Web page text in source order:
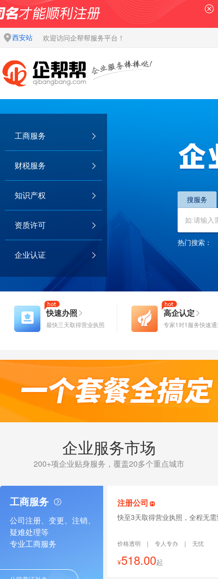
西安站 欢迎访问企帮帮服务平台！
工商服务
财税服务
知识产权
资质许可
企业认证
搜服务
热门搜索：
快速办照
最快三天取得营业执照
高企认定
专家1对1服务快速
企业服务市场
200+项企业贴身服务，覆盖20多个重点城市
工商服务
公司注册、变更、注销、
疑难处理等
专业工商服务
注册公司
快至3天取得营业执照，全程无
价格透明 | 专人专办 | 无忧
¥518.00起